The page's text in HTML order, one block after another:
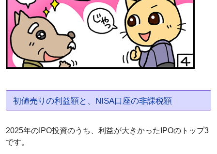
初値売りの利益額と、NISA口座の非課税額
2025年のIPO投資のうち、利益が大きかったIPOのトップ3
です。